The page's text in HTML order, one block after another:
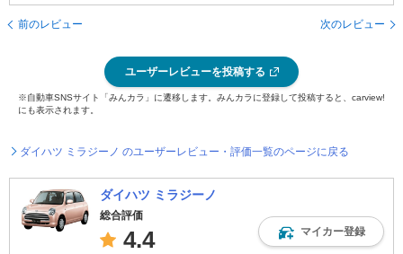
前のレビュー 次のレビュー
ユーザーレビューを投稿する
※自動車SNSサイト「みんカラ」に遷移します。みんカラに登録して投稿すると、carview!
にも表示されます。
ダイハツ ミラジーノ のユーザーレビュー・評価一覧のページに戻る
ダイハツ ミラジーノ
総合評価
4.4 マイカー登録